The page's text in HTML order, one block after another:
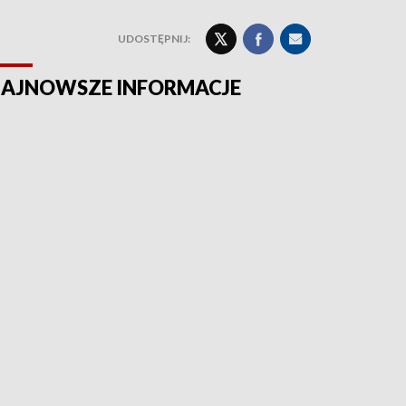
UDOSTĘPNIJ:
INFORMACJE